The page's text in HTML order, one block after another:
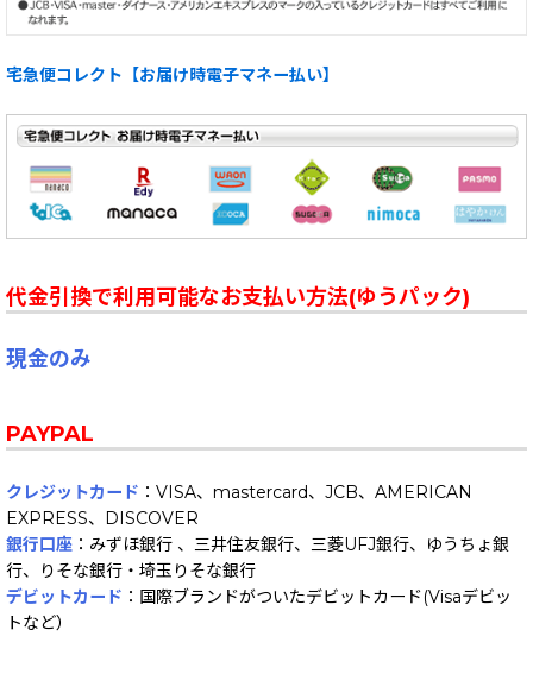
宅急便コレクト【お届け時電子マネー払い】
代金引換で利用可能なお支払い方法(ゆうパック)
現金のみ
PAYPAL
クレジットカード ：VISA、mastercard、JCB、AMERICAN
EXPRESS、DISCOVER
銀行口座 ：みずほ銀行 、三井住友銀行、三菱UFJ銀行、ゆうちょ銀
行、りそな銀行・埼玉りそな銀行
デビットカード ：国際ブランドがついたデビットカード(Visaデビッ
トなど）